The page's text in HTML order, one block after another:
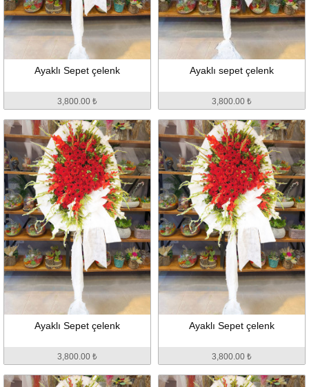
Ayaklı Sepet çelenk
3,800.00 ₺
Ayaklı sepet çelenk
3,800.00 ₺
Ayaklı Sepet çelenk
3,800.00 ₺
Ayaklı Sepet çelenk
3,800.00 ₺